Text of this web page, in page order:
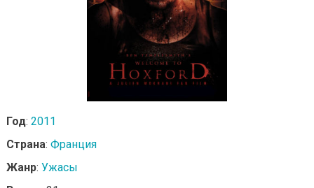
Год: 2011
Страна: Франция
Жанр: Ужасы